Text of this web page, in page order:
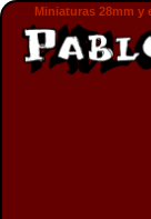
Miniaturas 28mm y